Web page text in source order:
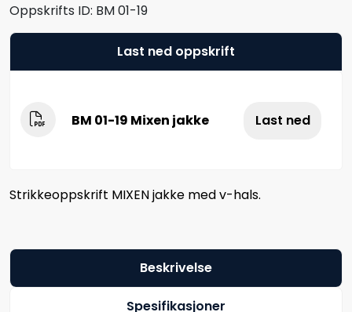
Oppskrifts ID: BM 01-19
Last ned oppskrift
BM 01-19 Mixen jakke Last ned
Strikkeoppskrift MIXEN jakke med v-hals.
Beskrivelse
Spesifikasjoner